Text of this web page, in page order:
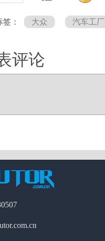
： 大众 汽车工厂
评论